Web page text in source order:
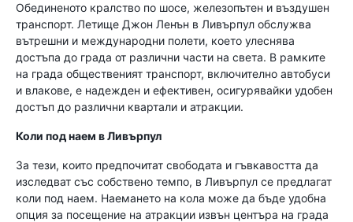
Обединеното кралство по шосе, железопътен и въздушен
транспорт. Летище Джон Ленън в Ливърпул обслужва
вътрешни и международни полети, което улеснява
достъпа до града от различни части на света. В рамките
на града общественият транспорт, включително автобуси
и влакове, е надежден и ефективен, осигурявайки удобен
достъп до различни квартали и атракции.
Коли под наем в Ливърпул
За тези, които предпочитат свободата и гъвкавостта да
изследват със собствено темпо, в Ливърпул се предлагат
коли под наем. Наемането на кола може да бъде удобна
опция за посещение на атракции извън центъра на града